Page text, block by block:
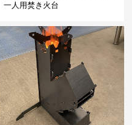
一人用焚き火台